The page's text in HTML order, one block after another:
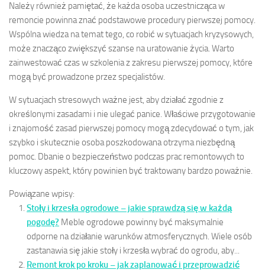
Należy również pamiętać, że każda osoba uczestnicząca w
remoncie powinna znać podstawowe procedury pierwszej pomocy.
Wspólna wiedza na temat tego, co robić w sytuacjach kryzysowych,
może znacząco zwiększyć szanse na uratowanie życia. Warto
zainwestować czas w szkolenia z zakresu pierwszej pomocy, które
mogą być prowadzone przez specjalistów.
W sytuacjach stresowych ważne jest, aby działać zgodnie z
określonymi zasadami i nie ulegać panice. Właściwe przygotowanie
i znajomość zasad pierwszej pomocy mogą zdecydować o tym, jak
szybko i skutecznie osoba poszkodowana otrzyma niezbędną
pomoc. Dbanie o bezpieczeństwo podczas prac remontowych to
kluczowy aspekt, który powinien być traktowany bardzo poważnie.
Powiązane wpisy:
Stoły i krzesła ogrodowe – jakie sprawdzą się w każdą
pogodę? Meble ogrodowe powinny być maksymalnie
odporne na działanie warunków atmosferycznych. Wiele osób
zastanawia się jakie stoły i krzesła wybrać do ogrodu, aby...
Remont krok po kroku – jak zaplanować i przeprowadzić